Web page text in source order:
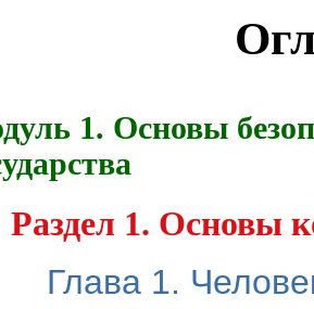
1. Основы
Раздел 1. Основы
Глава 1.